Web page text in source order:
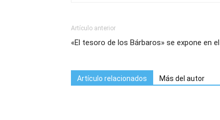
Artículo anterior
«El tesoro de los Bárbaros» se expone en
Artículo relacionados Más del autor